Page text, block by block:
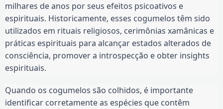
milhares de anos por seus efeitos psicoativos e
espirituais. Historicamente, esses cogumelos têm sido
utilizados em rituais religiosos, cerimônias xamânicas e
práticas espirituais para alcançar estados alterados de
consciência, promover a introspecção e obter insights
espirituais.
Quando os cogumelos são colhidos, é importante
identificar corretamente as espécies que contêm